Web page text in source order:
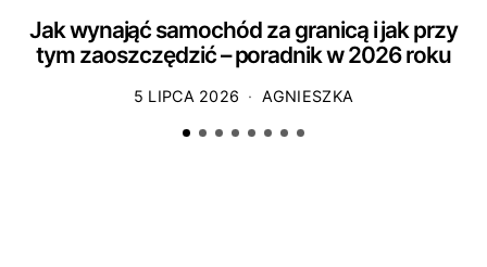
Jak wynająć samochód za granicą i jak przy
tym zaoszczędzić – poradnik w 2026 roku
5 LIPCA 2026 AGNIESZKA